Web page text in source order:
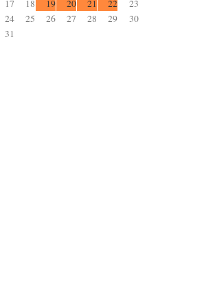
17
18 19 20 21 22
23
24
25 26 27 28 29
30
31